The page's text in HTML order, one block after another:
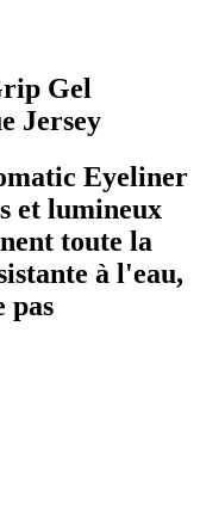
Gel
Jersey
Eyeliner
et lumineux
toute la
à l'eau,
pas